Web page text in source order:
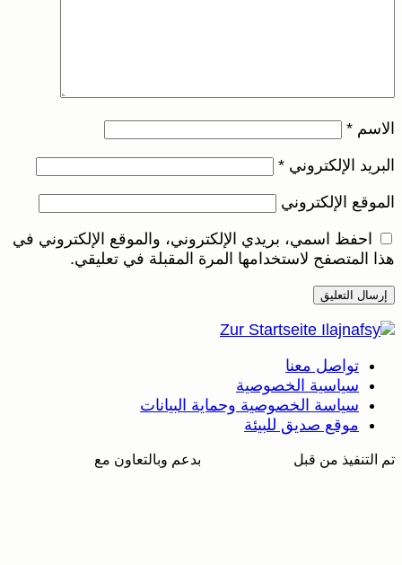
*
بريدي الإلكتروني، والموقع الإلكتروني في
لاستخدامها المرة المقبلة في تعليقي.
معنا
الخصوصية
الخصوصية وحماية البيانات
صديق للبيئة
قبل بدعم وبالتعاون مع